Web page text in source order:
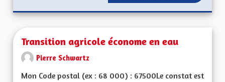
Transition agricole économe en eau
Pierre Schwartz
Mon Code postal (ex : 68 000) : 67500Le constat est